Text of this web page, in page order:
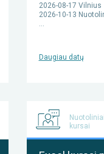
2026-08-17 Vilnius
2026-10-13
…
Daugiau datų
Nuotoliniai
kursai